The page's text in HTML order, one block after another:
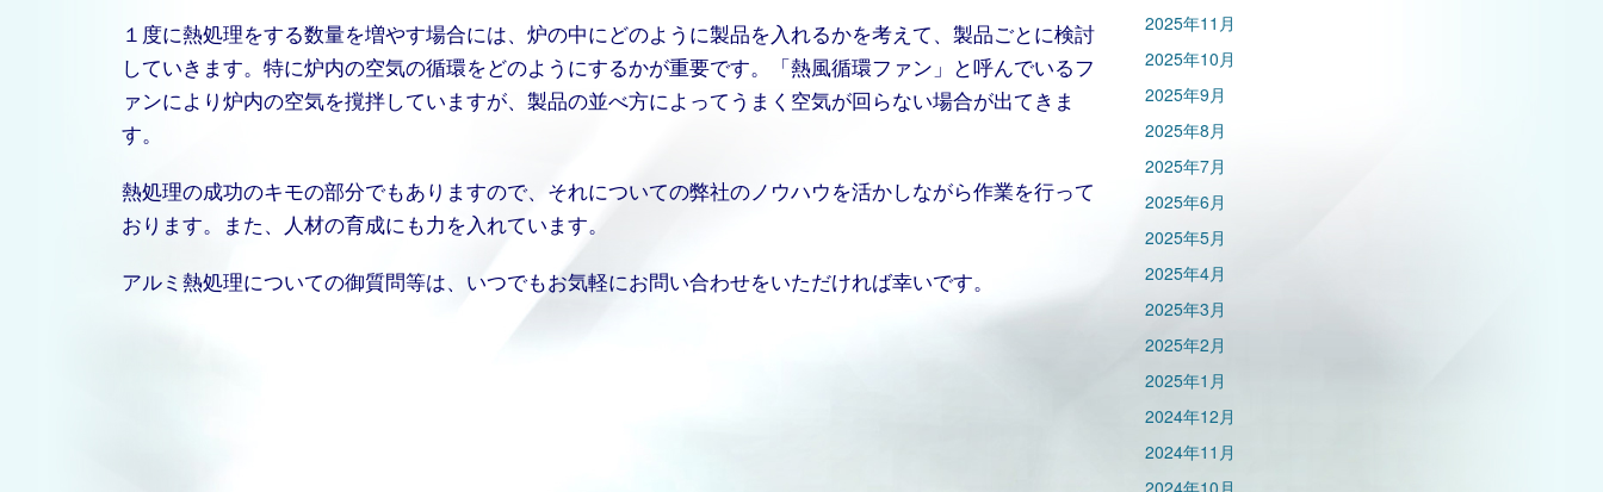
１度に熱処理をする数量を増やす場合には、炉の中にどのように製品を入れるかを考えて、製品ごとに検討
していきます。特に炉内の空気の循環をどのようにするかが重要です。「熱風循環ファン」と呼んでいるフ
ァンにより炉内の空気を撹拌していますが、製品の並べ方によってうまく空気が回らない場合が出てきま
す。
熱処理の成功のキモの部分でもありますので、それについての弊社のノウハウを活かしながら作業を行って
おります。また、人材の育成にも力を入れています。
アルミ熱処理についての御質問等は、いつでもお気軽にお問い合わせをいただければ幸いです。
2025年11月
2025年10月
2025年9月
2025年8月
2025年7月
2025年6月
2025年5月
2025年4月
2025年3月
2025年2月
2025年1月
2024年12月
2024年11月
2024年10月